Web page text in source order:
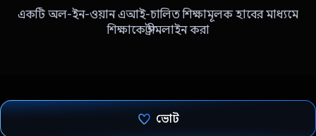
একটি অল-ইন-ওয়ান এআই-চালিত শিক্ষামূলক হাবের মাধ্যমে
শিক্ষাকে স্ট্রীমলাইন করা
ভোট